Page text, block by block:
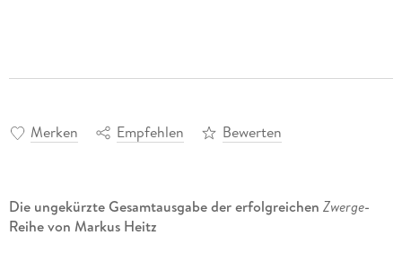
Merken Empfehlen Bewerten
Die ungekürzte Gesamtausgabe der erfolgreichen Zwerge-
Reihe von Markus Heitz